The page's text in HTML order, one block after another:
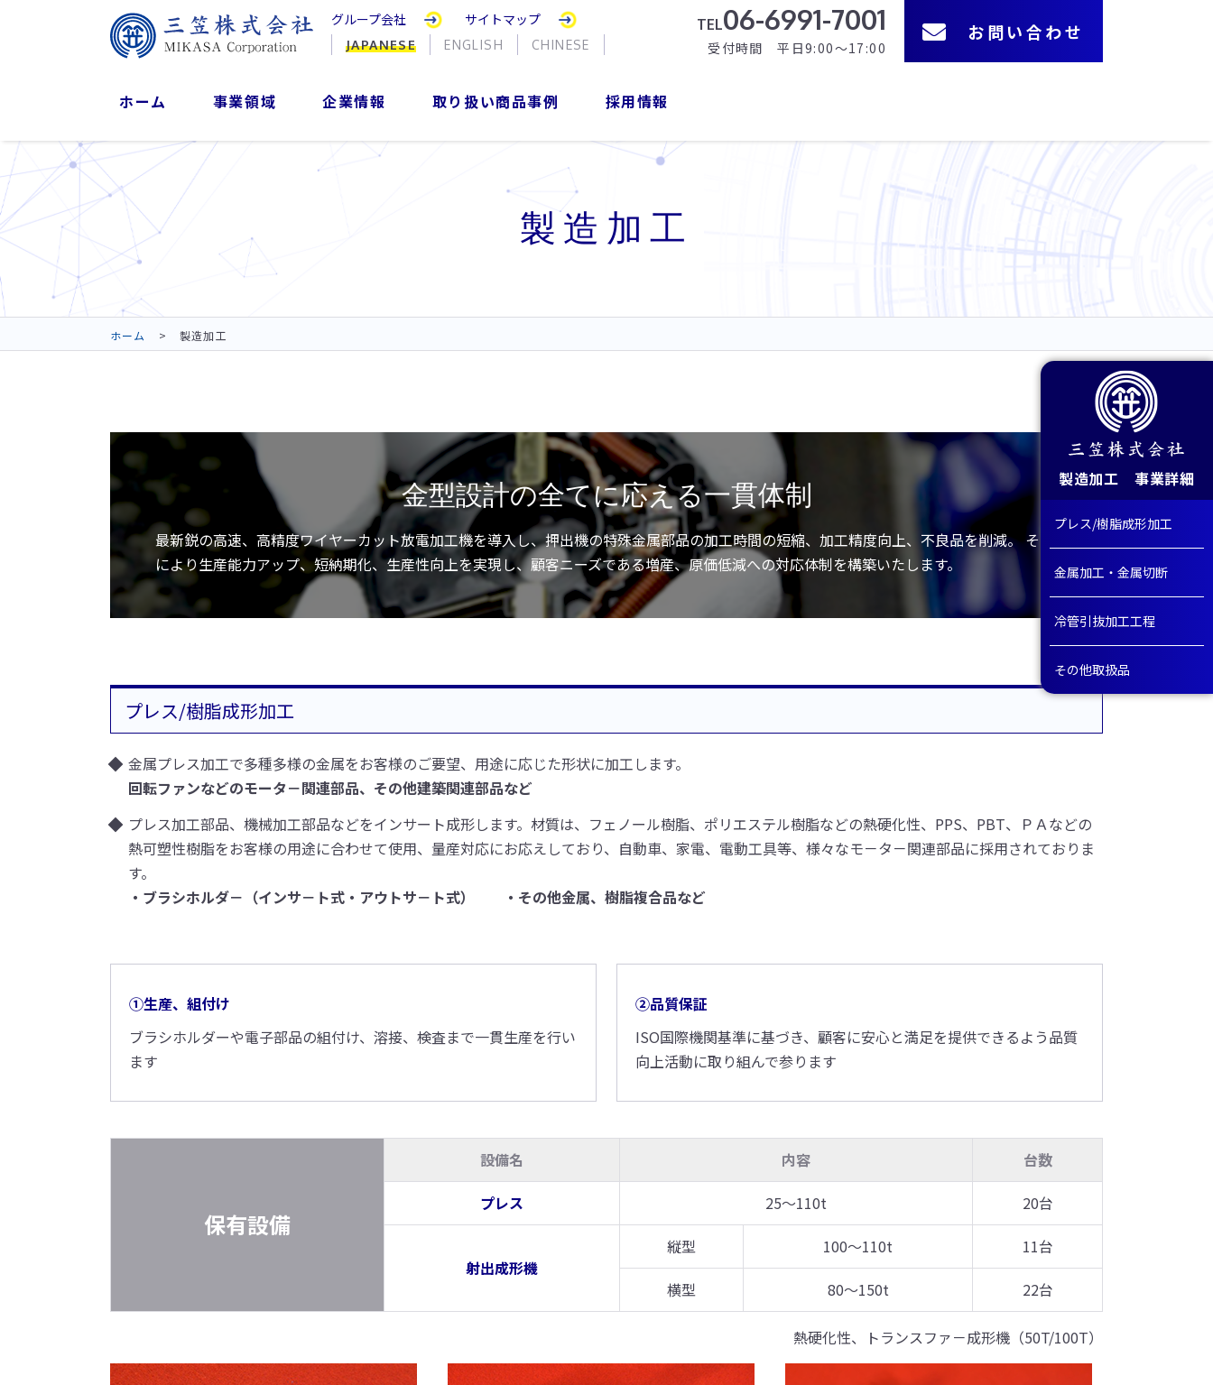
グループ会社 サイトマップ
JAPANESE ENGLISH CHINESE
TEL06-6991-7001
受付時間 平日9:00～17:00
お問い合わせ
ホーム 事業領域 企業情報 取り扱い商品事例 採用情報
製造加工
ホーム 製造加工
金型設計の全てに応える一貫体制
最新鋭の高速、高精度ワイヤーカット放電加工機を導入し、押出機の特殊金属部品の加工時間の短縮、加工精度向上、不良品を削減。 それ
により生産能力アップ、短納期化、生産性向上を実現し、顧客ニーズである増産、原価低減への対応体制を構築いたします。
プレス/樹脂成形加工
金属プレス加工で多種多様の金属をお客様のご要望、用途に応じた形状に加工します。
回転ファンなどのモータ－関連部品、その他建築関連部品など
プレス加工部品、機械加工部品などをインサート成形します。材質は、フェノール樹脂、ポリエステル樹脂などの熱硬化性、PPS、PBT、ＰＡなどの
熱可塑性樹脂をお客様の用途に合わせて使用、量産対応にお応えしており、自動車、家電、電動工具等、様々なモ－タ－関連部品に採用されておりま
す。
・ブラシホルダ－（インサ－ト式・アウトサ－ト式） ・その他金属、樹脂複合品など
①生産、組付け
ブラシホルダーや電子部品の組付け、溶接、検査まで一貫生産を行い
ます
②品質保証
ISO国際機関基準に基づき、顧客に安心と満足を提供できるよう品質
向上活動に取り組んで参ります
保有設備
設備名 内容
台数
プレス
25～110t 20台
射出成形機
縦型 100～110t
11台
横型
80～150t 22台
熱硬化性、トランスファ－成形機（50T/100T）
製造加工 事業詳細
プレス/樹脂成形加工
金属加工・金属切断
冷管引抜加工工程
その他取扱品